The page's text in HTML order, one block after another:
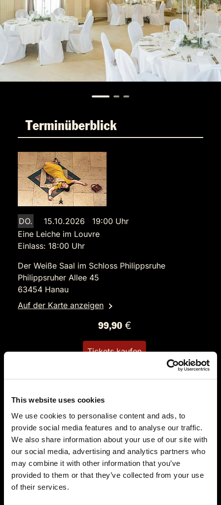
This website uses cookies
We use cookies to personalise content and ads, to
provide social media features and to analyse our traffic.
We also share information about your use of our site with
our social media, advertising and analytics partners who
may combine it with other information that you’ve
provided to them or that they’ve collected from your use
of their services.
Terminüberblick
DO.
15.10.2026 19:00 Uhr
Eine Leiche im Louvre
Einlass: 18:00 Uhr
Der Weiße Saal im Schloss Philippsruhe
Philippsruher Allee 45
63454 Hanau
Auf der Karte anzeigen
99,90 €
Tickets kaufen
17.12.2026 19:00 Uhr
Das Burlesque Dinner
Einlass: 18:00 Uhr